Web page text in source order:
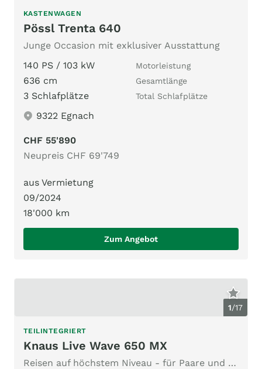
KASTENWAGEN
Pössl Trenta 640
Junge Occasion mit exklusiver Ausstattung
140 PS / 103 kW
Motorleistung
636 cm Gesamtlänge
3 Schlafplätze Total Schlafplätze
9322 Egnach
CHF 55'890
Neupreis CHF 69'749
aus Vermietung
09/2024
18'000 km
Zum Angebot
1/17
TEILINTEGRIERT
Knaus Live Wave 650 MX
Reisen auf höchstem Niveau - für Paare und Familien